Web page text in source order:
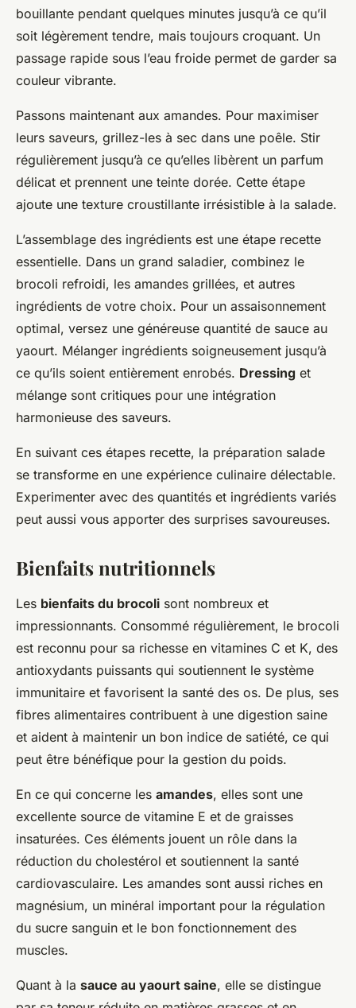
bouillante pendant quelques minutes jusqu’à ce qu’il
soit légèrement tendre, mais toujours croquant. Un
passage rapide sous l’eau froide permet de garder sa
couleur vibrante.
Passons maintenant aux amandes. Pour maximiser
leurs saveurs, grillez-les à sec dans une poêle. Stir
régulièrement jusqu’à ce qu’elles libèrent un parfum
délicat et prennent une teinte dorée. Cette étape
ajoute une texture croustillante irrésistible à la salade.
L’assemblage des ingrédients est une étape recette
essentielle. Dans un grand saladier, combinez le
brocoli refroidi, les amandes grillées, et autres
ingrédients de votre choix. Pour un assaisonnement
optimal, versez une généreuse quantité de sauce au
yaourt. Mélanger ingrédients soigneusement jusqu’à
ce qu’ils soient entièrement enrobés. Dressing et
mélange sont critiques pour une intégration
harmonieuse des saveurs.
En suivant ces étapes recette, la préparation salade
se transforme en une expérience culinaire délectable.
Experimenter avec des quantités et ingrédients variés
peut aussi vous apporter des surprises savoureuses.
Bienfaits nutritionnels
Les bienfaits du brocoli sont nombreux et
impressionnants. Consommé régulièrement, le brocoli
est reconnu pour sa richesse en vitamines C et K, des
antioxydants puissants qui soutiennent le système
immunitaire et favorisent la santé des os. De plus, ses
fibres alimentaires contribuent à une digestion saine
et aident à maintenir un bon indice de satiété, ce qui
peut être bénéfique pour la gestion du poids.
En ce qui concerne les amandes, elles sont une
excellente source de vitamine E et de graisses
insaturées. Ces éléments jouent un rôle dans la
réduction du cholestérol et soutiennent la santé
cardiovasculaire. Les amandes sont aussi riches en
magnésium, un minéral important pour la régulation
du sucre sanguin et le bon fonctionnement des
muscles.
Quant à la sauce au yaourt saine, elle se distingue